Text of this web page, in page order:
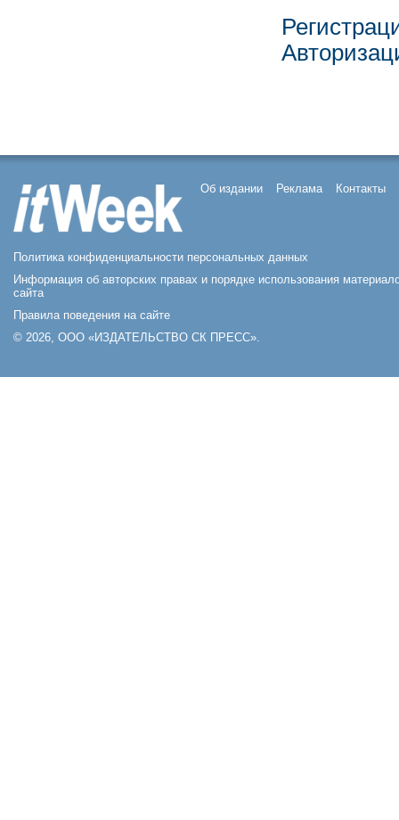
Об издании Реклама Контакты
Политика конфиденциальности персональных данных
Информация об авторских правах и порядке использования
сайта
Правила поведения на сайте
© 2026, ООО «ИЗДАТЕЛЬСТВО СК ПРЕСС».